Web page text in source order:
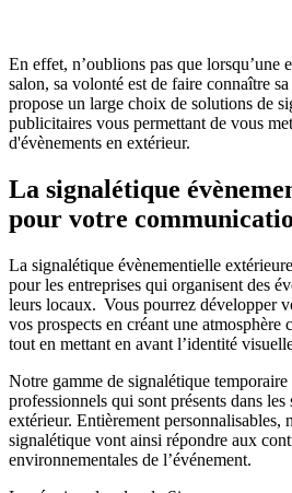
En effet, n’oublions pas que lorsqu’une
salon, sa volonté est de faire connaître
propose un large choix de solutions de
publicitaires vous permettant de vous
d'évènements en extérieur.
La signalétique
pour votre
La signalétique évènementielle
pour les entreprises qui organisent des
leurs locaux. Vous pourrez développer
vos prospects en créant une
tout en mettant en avant l’identité
Notre gamme de signalétique temporaire
professionnels qui sont présents dans les
extérieur. Entièrement personnalisables,
signalétique vont ainsi répondre aux
environnementales de l’événement.